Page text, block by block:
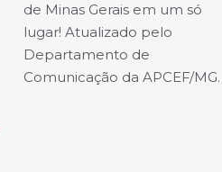
de Minas Gerais em um só
lugar! Atualizado pelo
Departamento de
Comunicação da APCEF/MG.